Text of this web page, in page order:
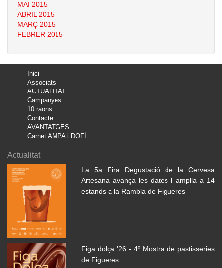
MAI 2015
ABRIL 2015
MARÇ 2015
FEBRER 2015
Inici
Associats
ACTUALITAT
Campanyes
10 raons
Contacte
AVANTATGES
Carnet AMPA i DOFÍ
Actualitat
La 5a Fira Degustació de la Cervesa
Artesana avança les dates i amplia a 14
estands a la Rambla de Figueres
Figa dolça '26 - 4º Mostra de pastisseries
de Figueres